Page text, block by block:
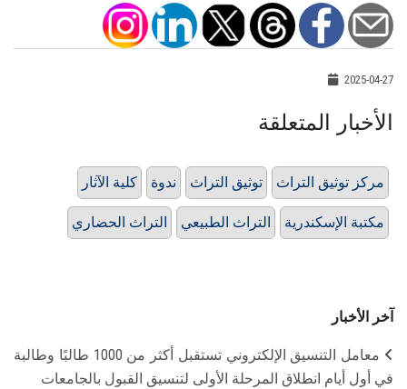
2025-04-27
الأخبار المتعلقة
كلية الآثار ندوة توثيق التراث مركز توثيق التراث
التراث الحضاري التراث الطبيعي مكتبة الإسكندرية
آخر الأخبار
معامل التنسيق الإلكتروني تستقبل أكثر من 1000 طالبًا وطالبة
في أول أيام انطلاق المرحلة الأولى لتنسيق القبول بالجامعات